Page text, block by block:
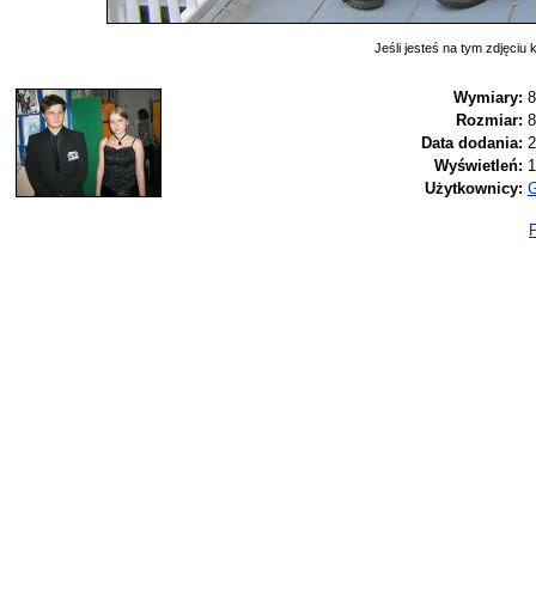
Jeśli jesteś na tym zdjęciu
Wymiary:
Rozmiar:
Data dodania:
Wyświetleń:
Użytkownicy: